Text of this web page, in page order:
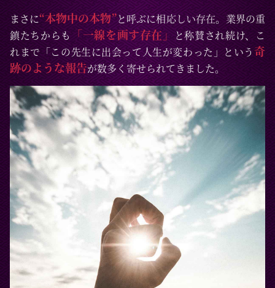
まさに“本物中の本物”と呼ぶに相応しい存在。業界の重
鎮たちからも 「一線を画す存在」と称賛され続け、こ
れまで「この先生に出会って人生が変わった」という奇
跡のような報告が数多く寄せられてきました。